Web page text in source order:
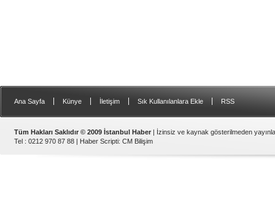
Ana Sayfa Künye İletişim Sık Kullanılanlara Ekle RSS
Tüm Hakları Saklıdır © 2009 İstanbul Haber | İzinsiz ve kaynak gösterilmeden
Tel : 0212 970 87 88 | Haber Scripti: CM Bilişim